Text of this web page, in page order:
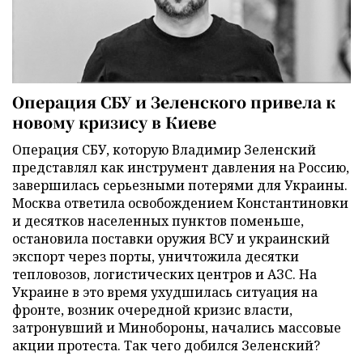
Операция СБУ и Зеленского привела к
новому кризису в Киеве
Операция СБУ, которую Владимир Зеленский
представлял как инструмент давления на Россию,
завершилась серьезными потерями для Украины.
Москва ответила освобождением Константиновки
и десятков населенных пунктов поменьше,
остановила поставки оружия ВСУ и украинский
экспорт через порты, уничтожила десятки
тепловозов, логистических центров и АЗС. На
Украине в это время ухудшилась ситуация на
фронте, возник очередной кризис власти,
затронувший и Минобороны, начались массовые
акции протеста. Так чего добился Зеленский?